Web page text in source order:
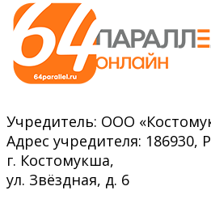
Учредитель: ООО
Адрес учредителя: 186930,
г. Костомукша,
ул. Звёздная, д. 6